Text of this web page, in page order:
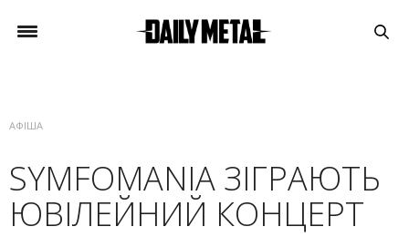
АФІША
SYMFOMANIA ЗІГРАЮТЬ
ЮВІЛЕЙНИЙ КОНЦЕРТ